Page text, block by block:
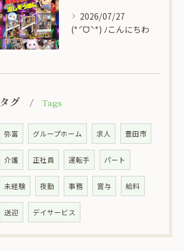
2026/07/27
(*ˊᗜˋ*) ﾉこんにちわ
タグ Tags
弥富 グループホーム 求人 豊田市
介護 正社員 運転手 パート
未経験 夜勤 事務 賞与 給料
送迎 デイサービス